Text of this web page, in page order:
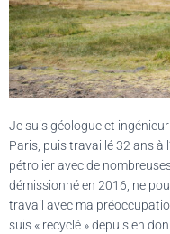
Je suis géologue et
Paris, puis travaillé 32 ans
pétrolier avec de
démissionné en 2016, ne
travail avec ma
suis « recyclé » depuis en